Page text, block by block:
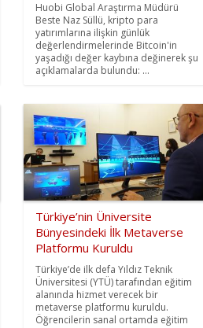
Huobi Global Araştırma Müdürü
Beste Naz Süllü, kripto para
yatırımlarına ilişkin günlük
değerlendirmelerinde Bitcoin'in
yaşadığı değer kaybına değinerek şu
açıklamalarda bulundu: ...
Türkiye’nin Üniversite
Bünyesindeki İlk Metaverse
Platformu Kuruldu
Türkiye’de ilk defa Yıldız Teknik
Üniversitesi (YTÜ) tarafından eğitim
alanında hizmet verecek bir
metaverse platformu kuruldu.
Öğrencilerin sanal ortamda eğitim